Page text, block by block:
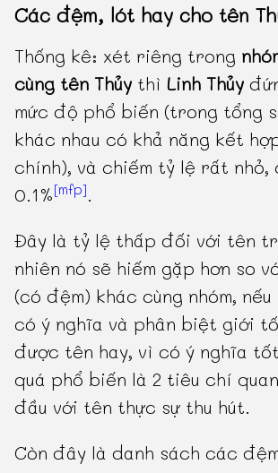
Các đệm, lót hay cho tên
Thống kê: xét riêng trong
cùng tên Thủy thìLinh Thủy
mức độ phổ biến (trong tổng
khác nhau có khả năng kết
chính), và chiếm tỷ lệ rất nhỏ,
0.1%[mfp].
Đây là tỷ lệ thấp đối với tên
nhiên nó sẽ hiếm gặp hơn so
(có đệm) khác cùng nhóm, nếu
có ý nghĩa và phân biệt giới
được tên hay, vì có ý nghĩa
quá phổ biến là 2 tiêu chí
đầu với tên thực sự thu hút.
Còn đây là danh sách các